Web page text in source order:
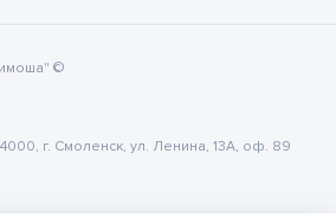
©
г. Смоленск, ул. Ленина, 13А, оф. 89